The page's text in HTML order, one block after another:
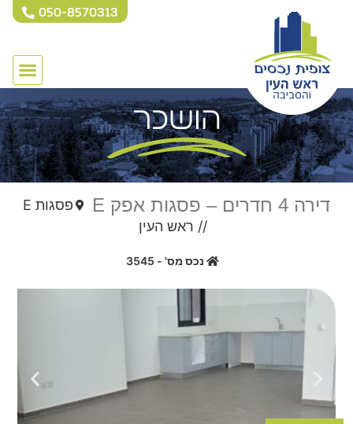
050-8570313
הושכר
דירה 4 חדרים – פסגות אפק E
פסגות E
// ראש העין
נכס מס' - 3545